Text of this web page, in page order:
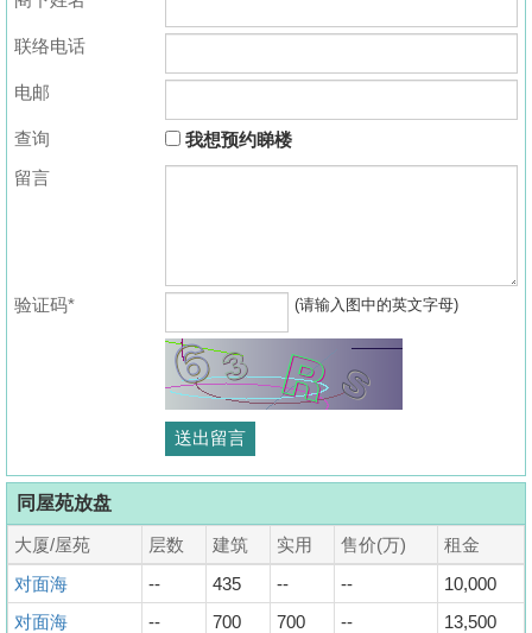
联络电话
电邮
查询
我想预约睇楼
留言
验证码* (请输入图中的英文字母)
同屋苑放盘
大厦/屋苑 层数 建筑 实用 售价(万)
租金
对面海
-- 435 -- --
10,000
对面海
-- 700 700 -- 13,500